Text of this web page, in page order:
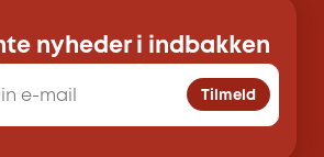
nyheder i indbakken
Tilmeld